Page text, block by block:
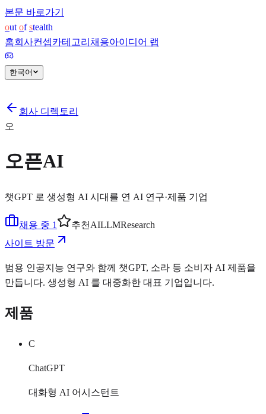
본문 바로가기
out of stealth
홈회사컨셉카테고리 채용아이디어 랩
한국어
회사 디렉토리
오
오픈AI
챗GPT 로 생성형 AI 시대를 연 AI 연구·제품 기업
채용 중 1 추천 AILLMResearch
사이트 방문
범용 인공지능 연구와 함께 챗GPT, 소라 등 소비자 AI 제품을
만듭니다. 생성형 AI 를 대중화한 대표 기업입니다.
제품
C
ChatGPT
대화형 AI 어시스턴트